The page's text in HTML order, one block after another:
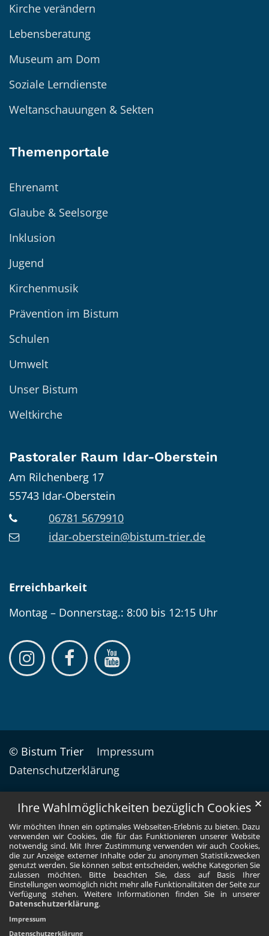
Ihre Wahlmöglichkeiten bezüglich Cookies
Wir möchten Ihnen ein optimales Webseiten-Erlebnis zu bieten. Dazu
verwenden wir Cookies, die für das Funktionieren unserer Website
notwendig sind. Mit Ihrer Zustimmung verwenden wir auch Cookies,
die zur Anzeige externer Inhalte oder zu anonymen Statistikzwecken
genutzt werden. Sie können selbst entscheiden, welche Kategorien Sie
zulassen möchten. Bitte beachten Sie, dass auf Basis Ihrer
Einstellungen womöglich nicht mehr alle Funktionalitäten der Seite zur
Verfügung stehen. Weitere Informationen finden Sie in unserer
Datenschutzerklärung.
✕
Impressum
Datenschutzerklärung
Kirche verändern
Lebensberatung
Museum am Dom
Soziale Lerndienste
Weltanschauungen & Sekten
Themenportale
Ehrenamt
Glaube & Seelsorge
Inklusion
Jugend
Kirchenmusik
Prävention im Bistum
Schulen
Umwelt
Unser Bistum
Weltkirche
Pastoraler Raum Idar-Oberstein
Am Rilchenberg 17
55743 Idar-Oberstein
06781 5679910
idar-oberstein@bistum-trier.de
Erreichbarkeit
Montag – Donnerstag.: 8:00 bis 12:15 Uhr
© Bistum Trier
Impressum
Datenschutzerklärung